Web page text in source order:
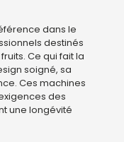
dans le
destinés
Ce qui fait la
soigné, sa
Ces machines
des
une longévité